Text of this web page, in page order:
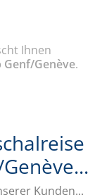
Ihnen
Genf/Genève.
Kunden...